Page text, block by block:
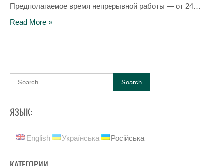
Предполагаемое время непрерывной работы — от 24…
Read More »
ЯЗЫК:
English Українська Російська